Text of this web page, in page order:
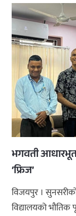
भगवती
‘फ्रिज’
विजयपुर ।
विद्यालयको भौतिक